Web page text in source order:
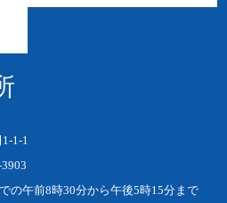
1-1
の午前8時30分から午後5時15分まで